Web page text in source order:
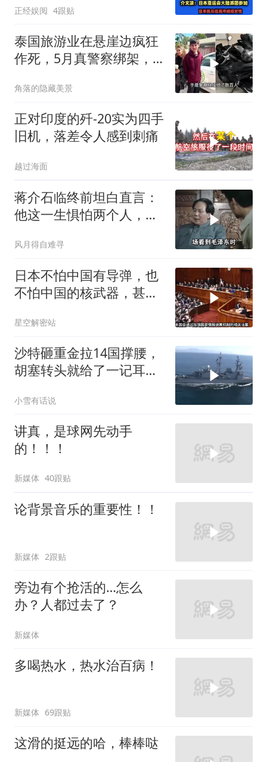
正经娱阅 4跟贴
泰国旅游业在悬崖边疯狂
作死，5月真警察绑架，7
角落的隐藏美景
正对印度的歼-20实为四手
旧机，落差令人感到刺痛
越过海面
蒋介石临终前坦白直言：
他这一生惧怕两个人，却
风月得自难寻
日本不怕中国有导弹，也
不怕中国的核武器，甚至
星空解密站
沙特砸重金拉14国撑腰，
胡塞转头就给了一记耳
了？
小雪有话说
讲真，是球网先动手
的！！！
新媒体 40跟贴
论背景音乐的重要性！！
新媒体 2跟贴
旁边有个抢活的…怎么
办？人都过去了？
新媒体
多喝热水，热水治百病！
新媒体 69跟贴
这滑的挺远的哈，棒棒哒